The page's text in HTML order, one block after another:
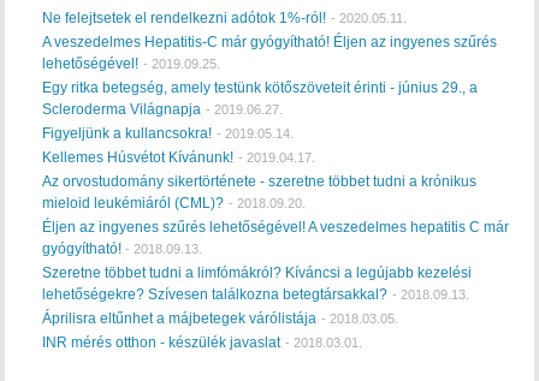
Ne felejtsetek el rendelkezni adótok 1%-ról! - 2020.05.11.
A veszedelmes Hepatitis-C már gyógyítható! Éljen az ingyenes szűrés
lehetőségével! - 2019.09.25.
Egy ritka betegség, amely testünk kötőszöveteit érinti - június 29., a
Scleroderma Világnapja - 2019.06.27.
Figyeljünk a kullancsokra! - 2019.05.14.
Kellemes Húsvétot Kívánunk! - 2019.04.17.
Az orvostudomány sikertörténete - szeretne többet tudni a krónikus
mieloid leukémiáról (CML)? - 2018.09.20.
Éljen az ingyenes szűrés lehetőségével! A veszedelmes hepatitis C már
gyógyítható!- 2018.09.13.
Szeretne többet tudni a limfómákról? Kíváncsi a legújabb kezelési
lehetőségekre? Szívesen találkozna betegtársakkal? - 2018.09.13.
Áprilisra eltűnhet a májbetegek várólistája - 2018.03.05.
INR mérés otthon - készülék javaslat - 2018.03.01.